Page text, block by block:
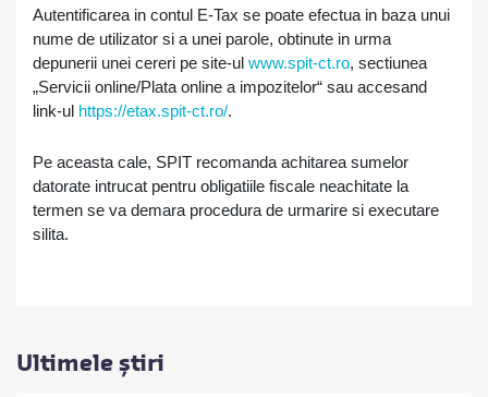
Autentificarea in contul E-Tax se poate efectua in baza unui
nume de utilizator si a unei parole, obtinute in urma
depunerii unei cereri pe site-ul www.spit-ct.ro, sectiunea
„Servicii online/Plata online a impozitelor“ sau accesand
link-ul https://etax.spit-ct.ro/.
Pe aceasta cale, SPIT recomanda achitarea sumelor
datorate intrucat pentru obligatiile fiscale neachitate la
termen se va demara procedura de urmarire si executare
silita.
Ultimele știri